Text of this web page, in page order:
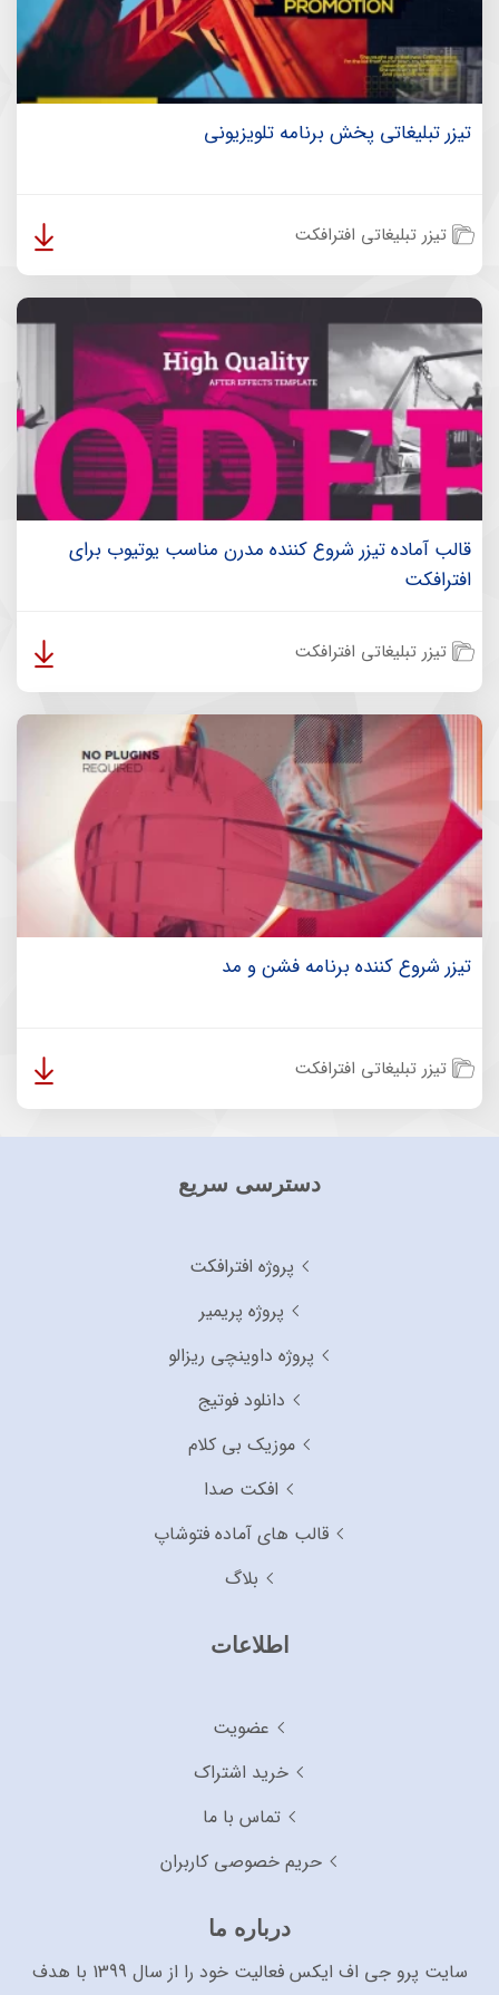
تیزر تبلیغاتی پخش برنامه تلویزیونی
تیزر تبلیغاتی افترافکت
قالب آماده تیزر شروع کننده مدرن مناسب یوتیوب برای
افترافکت
تیزر تبلیغاتی افترافکت
تیزر شروع کننده برنامه فشن و مد
تیزر تبلیغاتی افترافکت
دسترسی سریع
پروژه افترافکت
پروژه پریمیر
پروژه داوینچی ریزالو
دانلود فوتیج
موزیک بی کلام
افکت صدا
قالب های آماده فتوشاپ
بلاگ
اطلاعات
عضویت
خرید اشتراک
تماس با ما
حریم خصوصی کاربران
درباره ما
سایت پرو جی اف ایکس فعالیت خود را از سال 1399 با هدف